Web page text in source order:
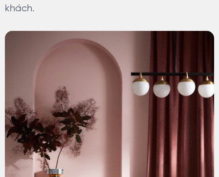
khách.